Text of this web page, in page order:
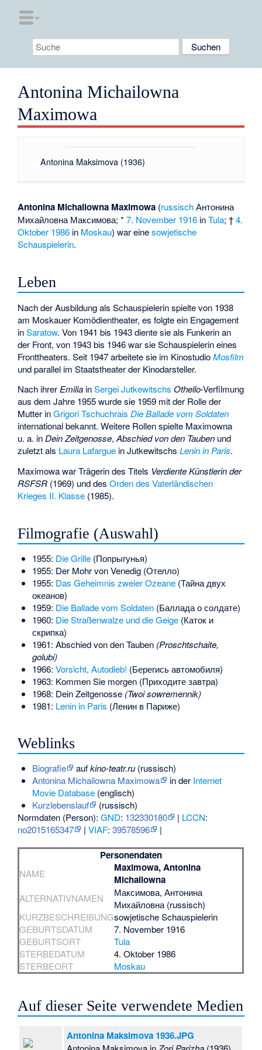
Antonina Michailowna
Maximowa
Antonina Maksimova (1936)
Antonina Michailowna Maximowa (russisch Антонина
Михайловна Максимова; *7. November 1916 inTula; †4.
Oktober 1986 in Moskau) war einesowjetische
Schauspielerin.
Leben
Nach der Ausbildung als Schauspielerin spielte von 1938
am Moskauer Komödientheater, es folgte ein Engagement
inSaratow. Von 1941 bis 1943 diente sie als Funkerin an
der Front, von 1943 bis 1946 war sie Schauspielerin eines
Fronttheaters. Seit 1947 arbeitete sie im KinostudioMosfilm
und parallel im Staatstheater der Kinodarsteller.
Nach ihrerEmilia inSergei Jutkewitschs Othello-Verfilmung
aus dem Jahre 1955 wurde sie 1959 mit der Rolle der
Mutter inGrigori Tschuchrais Die Ballade vom Soldaten
international bekannt. Weitere Rollen spielte Maximowna
u. a. inDein Zeitgenosse,Abschied von den Tauben und
zuletzt als Laura Lafargue in JutkewitschsLenin in Paris.
Maximowa war Trägerin des Titels Verdiente Künstlerin der
RSFSR (1969) und desOrden des Vaterländischen
Krieges II. Klasse (1985).
Filmografie (Auswahl)
1955: Die Grille(Попрыгунья)
1955: Der Mohr von Venedig (Отелло)
1955: Das Geheimnis zweier Ozeane(Тайна двух
океанов)
1959: Die Ballade vom Soldaten(Баллада о солдате)
1960: Die Straßenwalze und die Geige(Каток и
скрипка)
1961: Abschied von den Tauben (Proschtschaite,
golubi)
1966: Vorsicht, Autodieb! (Берегись автомобиля)
1963: Kommen Sie morgen (Приходите завтра)
1968: Dein Zeitgenosse (Twoi sowremennik)
1981: Lenin in Paris (Ленин в Париже)
Weblinks
Biografie aufkino-teatr.ru(russisch)
Antonina Michailowna Maximowa
in der Internet
Movie Database(englisch)
Kurzlebenslauf
(russisch)
Normdaten (Person):GND: 132330180 | LCCN:
no2015165347
|VIAF:39578596 |
Personendaten
NAME
Maximowa, Antonina
Michailowna
ALTERNATIVNAMEN
Максимова, Антонина
Михайловна (russisch)
KURZBESCHREIBUNGsowjetische Schauspielerin
GEBURTSDATUM
7. November 1916
GEBURTSORT
Tula
STERBEDATUM
4. Oktober 1986
STERBEORT
Moskau
Auf dieser Seite verwendete Medien
Antonina Maksimova 1936.JPG